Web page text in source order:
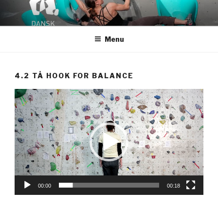
indhold
Menu
4.2 TÅ HOOK FOR BALANCE
Videoafspiller
00:00 00:18